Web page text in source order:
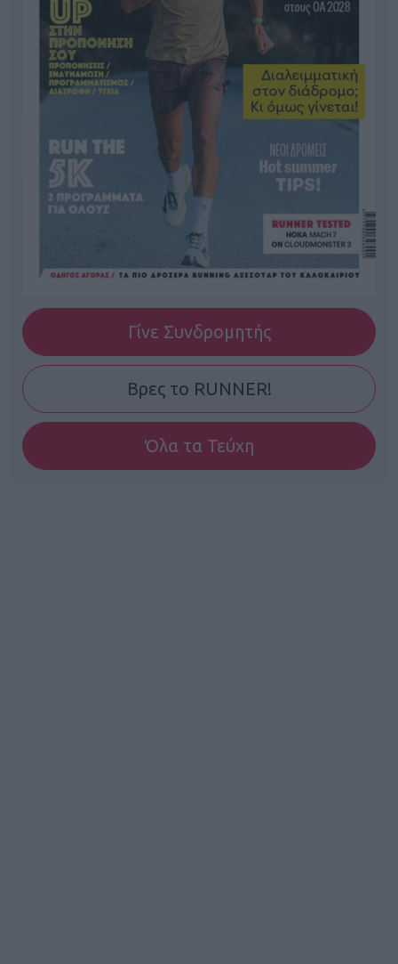
Γίνε Συνδρομητής
Βρες το RUNNER!
Όλα τα Τεύχη